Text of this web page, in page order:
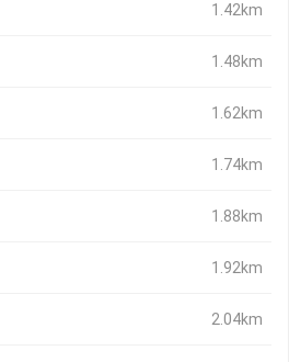
1.42km
1.48km
1.62km
1.74km
1.88km
1.92km
2.04km